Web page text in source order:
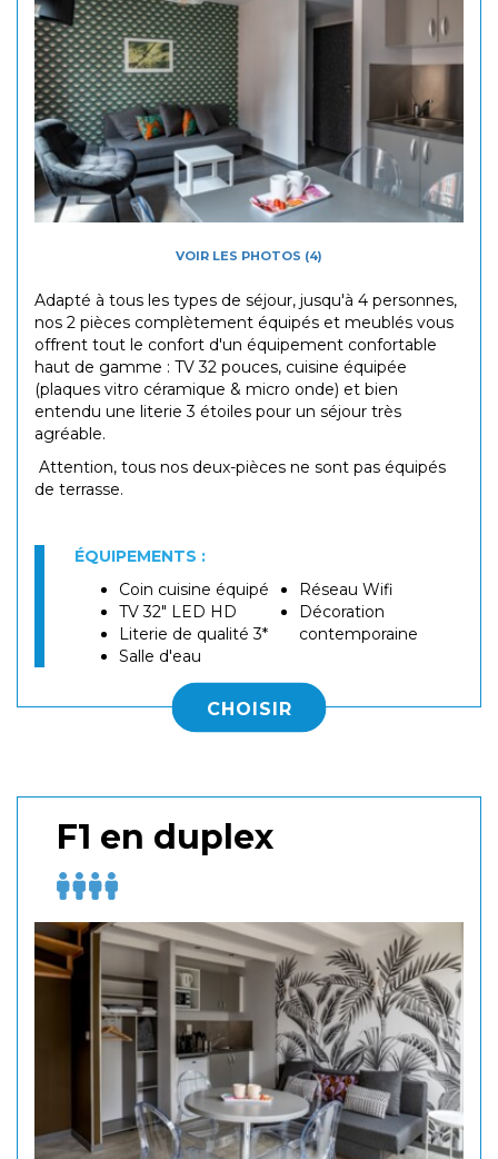
VOIR LES PHOTOS (4)
Adapté à tous les types de séjour, jusqu'à 4 personnes,
nos 2 pièces complètement équipés et meublés vous
offrent tout le confort d'un équipement confortable
haut de gamme : TV 32 pouces, cuisine équipée
(plaques vitro céramique & micro onde) et bien
entendu une literie 3 étoiles pour un séjour très
agréable.
Attention, tous nos deux-pièces ne sont pas équipés
de terrasse.
ÉQUIPEMENTS :
Coin cuisine équipé
TV 32" LED HD
Literie de qualité 3*
Salle d'eau
Réseau Wifi
Décoration
contemporaine
CHOISIR
F1 en duplex